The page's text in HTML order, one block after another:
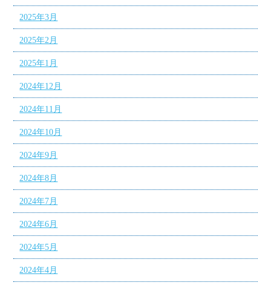
2025年3月
2025年2月
2025年1月
2024年12月
2024年11月
2024年10月
2024年9月
2024年8月
2024年7月
2024年6月
2024年5月
2024年4月